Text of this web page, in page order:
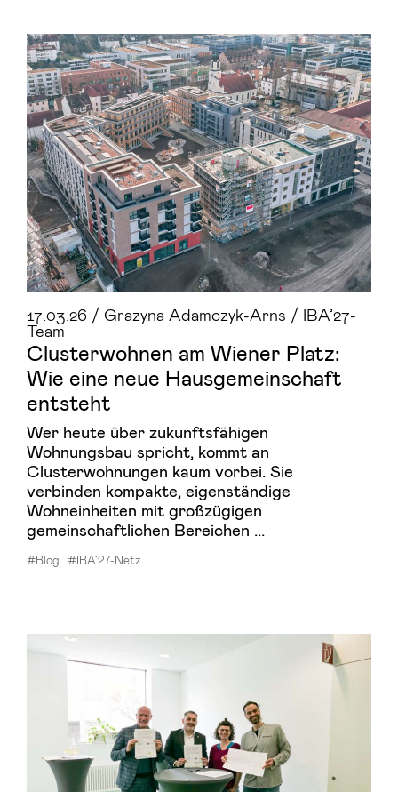
17.03.26 / Grazyna Adamczyk-Arns / IBA’27-
Team
Clus­ter­woh­nen am Wie­ner Platz:
Wie eine neue Haus­ge­mein­schaft
ent­steht
Wer heute über zukunftsfähigen
Wohnungsbau spricht, kommt an
Clusterwohnungen kaum vorbei. Sie
verbinden kompakte, eigenständige
Wohneinheiten mit großzügigen
gemeinschaftlichen Bereichen ...
#Blog #IBA’27-Netz